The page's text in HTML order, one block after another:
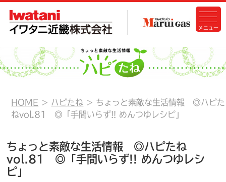
HOME ハピたね
ちょっと素敵な生活情報 ◎ハピた
ねvol.81 ◎「手間いらず!! めんつゆレシピ」
ちょっと素敵な生活情報 ◎ハピたね
vol.81 ◎「手間いらず!! めんつゆレシ
ピ」